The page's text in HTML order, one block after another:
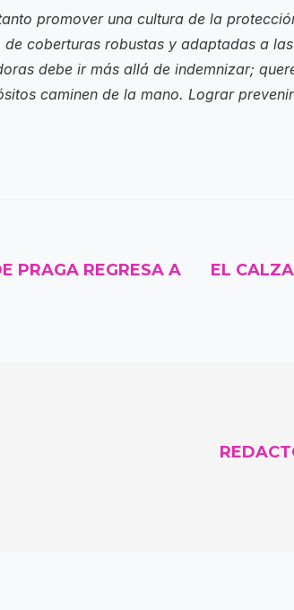
promover una cultura de la
de coberturas robustas y adaptadas a
debe ir más allá de indemnizar;
caminen de la mano. Lograr
PRAGA REGRESA A
EL